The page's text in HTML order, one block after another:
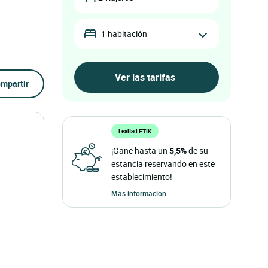
1 habitación
Lealtad ETIK
¡Gane hasta un 5,5%de su
estancia reservando en este
establecimiento!
Más información